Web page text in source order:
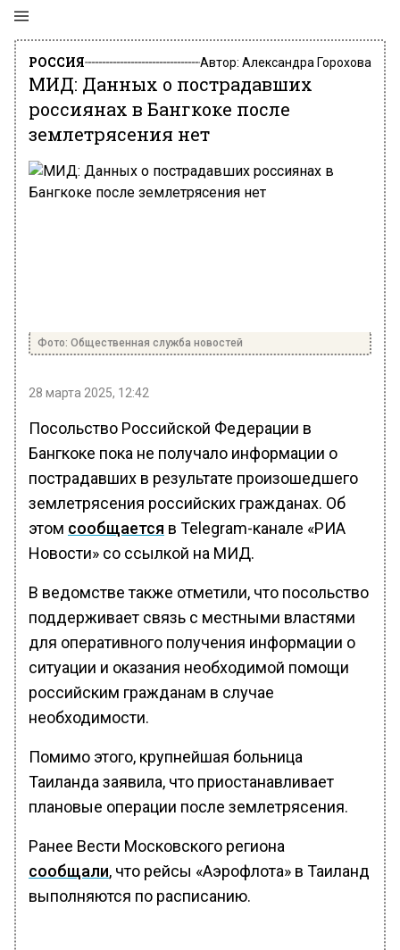
РОССИЯ Автор: Александра Горохова
МИД: Данных о пострадавших
россиянах в Бангкоке после
землетрясения нет
Фото: Общественная служба новостей
28 марта 2025, 12:42
Посольство Российской Федерации в
Бангкоке пока не получало информации о
пострадавших в результате произошедшего
землетрясения российских гражданах. Об
этом сообщается в Telegram-канале «РИА
Новости» со ссылкой на МИД.
В ведомстве также отметили, что посольство
поддерживает связь с местными властями
для оперативного получения информации о
ситуации и оказания необходимой помощи
российским гражданам в случае
необходимости.
Помимо этого, крупнейшая больница
Таиланда заявила, что приостанавливает
плановые операции после землетрясения.
Ранее Вести Московского региона
сообщали, что рейсы «Аэрофлота» в Таиланд
выполняются по расписанию.